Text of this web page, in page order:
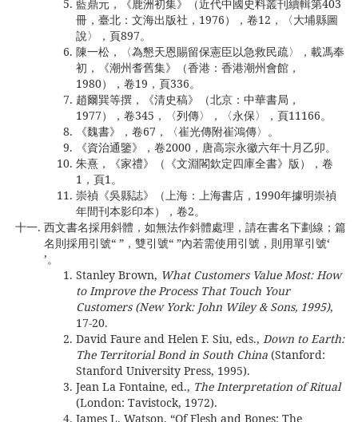
藍鼎元，《鹿洲初集》（近代中國史料叢刊續輯第403
冊，臺北：文海出版社，1976），卷12，〈大埔縣圖
說〉，頁897。
陳一松，〈為懇天恩賜留保憲臣以急救民疏〉，載馮奉
初，《潮州耆舊集》（香港：香港潮州會館，
1980），卷19，頁336。
趙爾巽等撰，《清史稿》（北京：中華書局，
1977），卷345，〈列傳〉，〈永保〉，頁11166。
《魏書》，卷67，〈崔光傳附崔鴻傳〉。
《資治通鑒》，卷2000，唐高宗永徽六年十月乙卯。
朱熹，《家禮》（《文淵閣欽定四庫全書》版），卷
1，頁1。
崇禎《吳縣誌》（上海：上海書店，1990年據明崇禎
年間刊本影印本），卷2。
西文書名採用斜體，如無法作斜體處理，請在書名下劃線；篇
名則採用引號“ ”，雙引號“ ”內若需使用引號，則用單引號‘
’。
Stanley Brown, What Customers Value Most: How
to Improve the Process That Touch Your
Customers (New York: John Wiley & Sons, 1995),
17-20.
David Faure and Helen F. Siu, eds., Down to Earth:
The Territorial Bond in South China (Stanford:
Stanford University Press, 1995).
Jean La Fontaine, ed., The Interpretation of Ritual
(London: Tavistock, 1972).
James L. Watson, “Of Flesh and Bones: The